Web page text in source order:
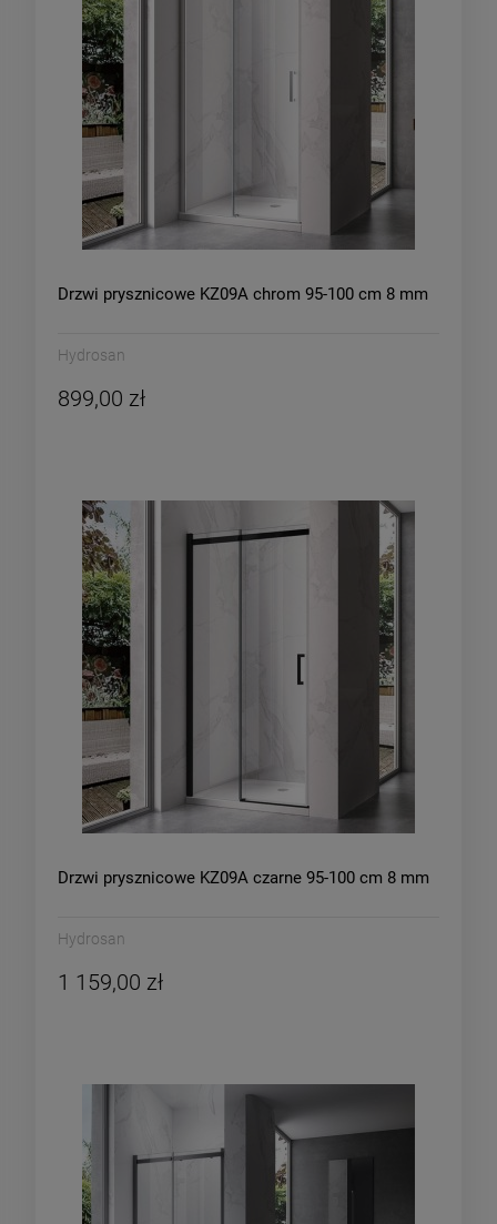
Drzwi prysznicowe KZ09A chrom 95-100 cm 8 mm
Hydrosan
899,00 zł
Drzwi prysznicowe KZ09A czarne 95-100 cm 8 mm
Hydrosan
1 159,00 zł